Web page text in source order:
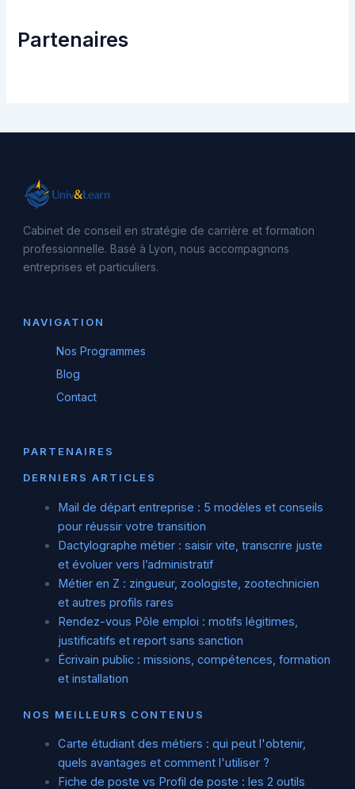
Partenaires
Cabinet de conseil en stratégie de carrière et formation
professionnelle. Basé à Lyon, nous accompagnons
entreprises et particuliers.
NAVIGATION
Nos Programmes
Blog
Contact
PARTENAIRES
DERNIERS ARTICLES
Mail de départ entreprise : 5 modèles et conseils
pour réussir votre transition
Dactylographe métier : saisir vite, transcrire juste
et évoluer vers l’administratif
Métier en Z : zingueur, zoologiste, zootechnicien
et autres profils rares
Rendez-vous Pôle emploi : motifs légitimes,
justificatifs et report sans sanction
Écrivain public : missions, compétences, formation
et installation
NOS MEILLEURS CONTENUS
Carte étudiant des métiers : qui peut l'obtenir,
quels avantages et comment l'utiliser ?
Fiche de poste vs Profil de poste : les 2 outils